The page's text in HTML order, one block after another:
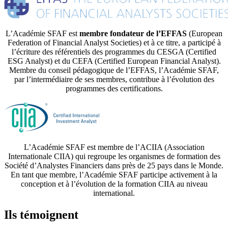
L’Académie SFAF est membre fondateur de l’EFFAS (European
Federation of Financial Analyst Societies) et à ce titre, a participé à
l’écriture des référentiels des programmes du CESGA (Certified
ESG Analyst) et du CEFA (Certified European Financial Analyst).
Membre du conseil pédagogique de l’EFFAS, l’Académie SFAF,
par l’intermédiaire de ses membres, contribue à l’évolution des
programmes des certifications.
L’Académie SFAF est membre de l’ACIIA (Association
Internationale CIIA) qui regroupe les organismes de formation des
Société d’Analystes Financiers dans près de 25 pays dans le Monde.
En tant que membre, l’Académie SFAF participe activement à la
conception et à l’évolution de la formation CIIA au niveau
international.
Ils témoignent